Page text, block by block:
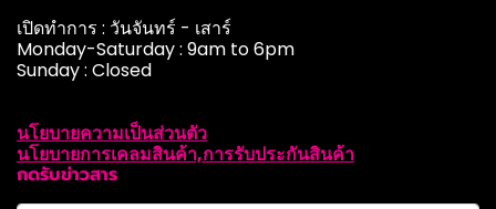
เปิดทำการ : วันจันทร์ - เสาร์
Monday-Saturday : 9am to 6pm
Sunday : Closed
นโยบายความเป็นส่วนตัว
นโยบายการเคลมสินค้า,การรับประกันสินค้า
กดรับข่าวสาร